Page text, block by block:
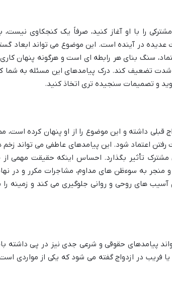
را با او آغاز کنید، صرفاً یک کنجکاوی نیست،
عدیده در آینده است. این موضوع می تواند ابعاد
سنگ بنای هر رابطه ای است و هرگونه پنهان
شدت تضعیف کند. درک پیامدهای این مسئله به شما
و تصمیمات سنجیده تری اتخاذ کنید.
داشته و این موضوع را از او پنهان کرده است،
اعتماد شود. این پیامدهای عاطفی می تواند زخم
تأثیر بگذارد. احساس اینکه حقیقت مهمی از
به سوءظن های مداوم، مشاجرات مکرر و در
آسیب های روحی و روانی جلوگیری می کند و زمینه را
پیامدهای حقوقی و شرعی جدی نیز در پی داشته
یا فریب در ازدواج گفته می شود که یکی از مواردی